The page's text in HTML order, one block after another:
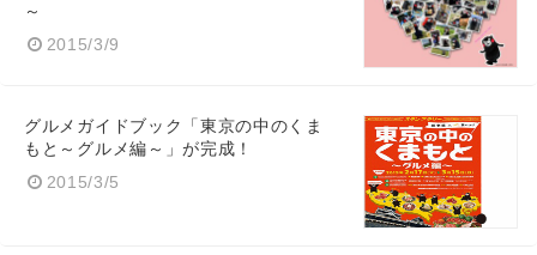
～
2015/3/9
グルメガイドブック「東京の中のくま
もと～グルメ編～」が完成！
2015/3/5